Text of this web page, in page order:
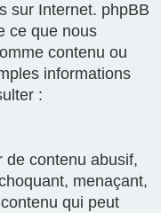
sur Internet. phpBB
ce que nous
contenu ou
informations
:
de contenu abusif,
menaçant,
qui peut